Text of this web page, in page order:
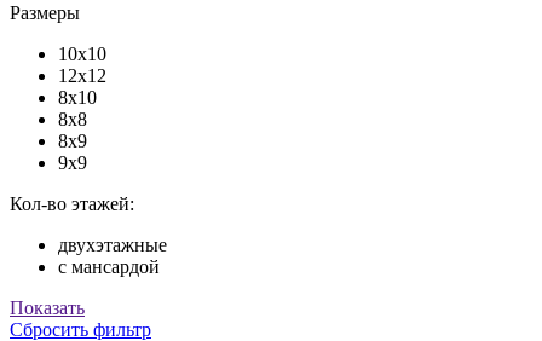
Размеры
10x10
12x12
8x10
8x8
8x9
9x9
Кол-во этажей:
двухэтажные
с мансардой
Показать
Сбросить фильтр